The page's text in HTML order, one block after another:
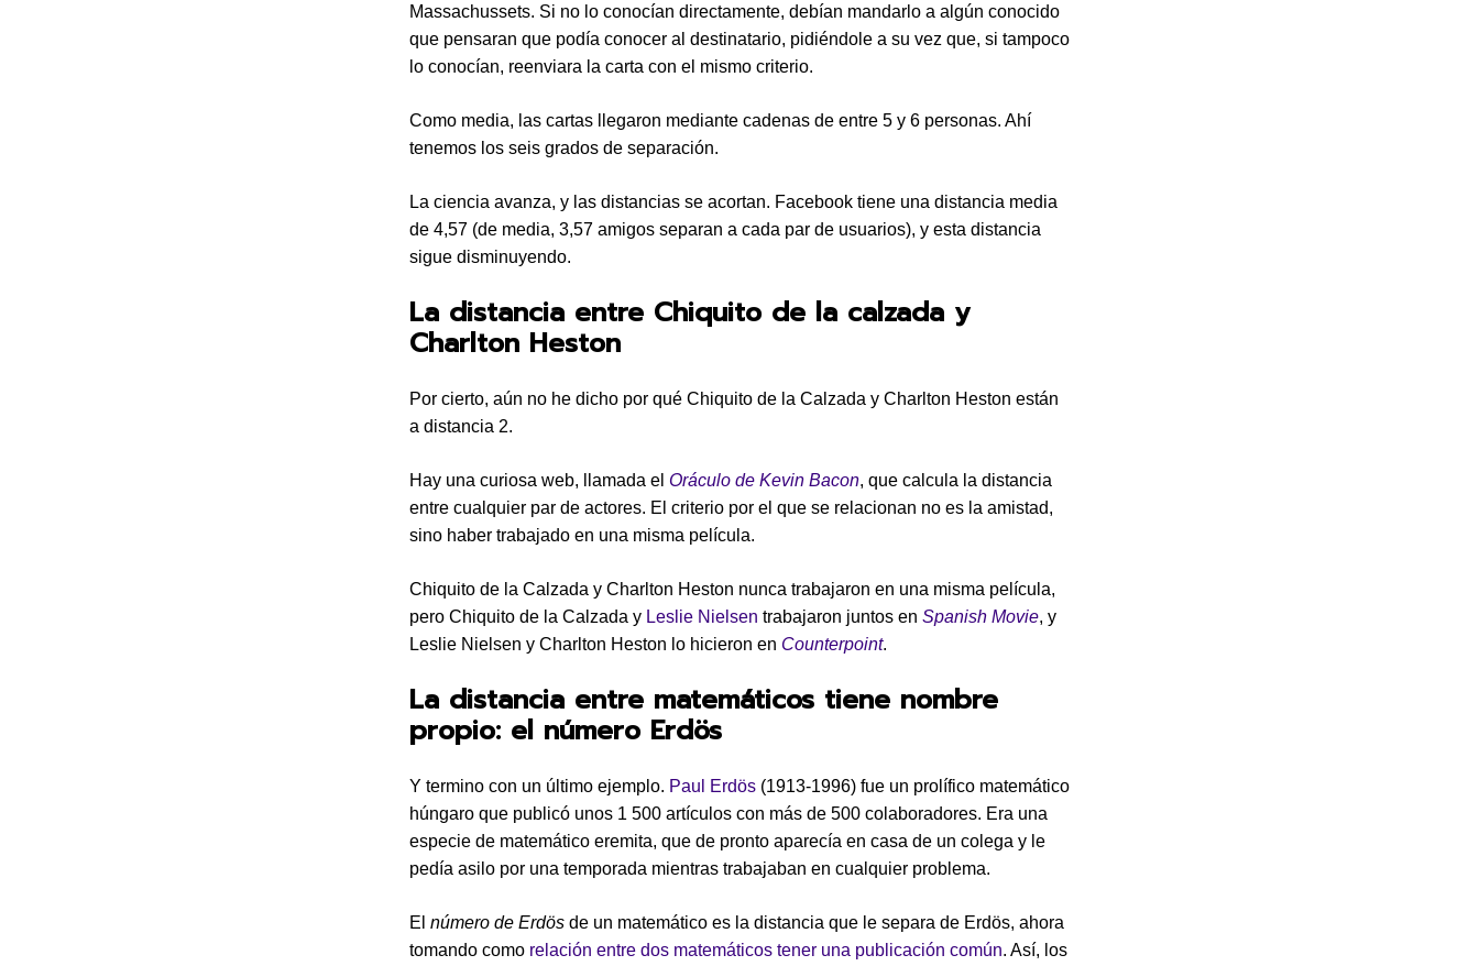
Massachussets. Si no lo conocían directamente, debían mandarlo a algún conocido
que pensaran que podía conocer al destinatario, pidiéndole a su vez que, si tampoco
lo conocían, reenviara la carta con el mismo criterio.
Como media, las cartas llegaron mediante cadenas de entre 5 y 6 personas. Ahí
tenemos los seis grados de separación.
La ciencia avanza, y las distancias se acortan. Facebook tiene una distancia media
de 4,57 (de media, 3,57 amigos separan a cada par de usuarios), y esta distancia
sigue disminuyendo.
La distancia entre Chiquito de la calzada y
Charlton Heston
Por cierto, aún no he dicho por qué Chiquito de la Calzada y Charlton Heston están
a distancia 2.
Hay una curiosa web, llamada el Oráculo de Kevin Bacon, que calcula la distancia
entre cualquier par de actores. El criterio por el que se relacionan no es la amistad,
sino haber trabajado en una misma película.
Chiquito de la Calzada y Charlton Heston nunca trabajaron en una misma película,
pero Chiquito de la Calzada y Leslie Nielsen trabajaron juntos en Spanish Movie, y
Leslie Nielsen y Charlton Heston lo hicieron en Counterpoint.
La distancia entre matemáticos tiene nombre
propio: el número Erdös
Y termino con un último ejemplo. Paul Erdös (1913-1996) fue un prolífico matemático
húngaro que publicó unos 1 500 artículos con más de 500 colaboradores. Era una
especie de matemático eremita, que de pronto aparecía en casa de un colega y le
pedía asilo por una temporada mientras trabajaban en cualquier problema.
El número de Erdös de un matemático es la distancia que le separa de Erdös, ahora
tomando como relación entre dos matemáticos tener una publicación común. Así, los